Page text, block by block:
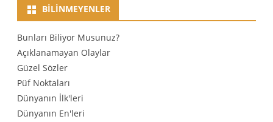
BILINMEYENLER
Bunları Biliyor Musunuz?
Açıklanamayan Olaylar
Güzel Sözler
Püf Noktaları
Dünyanın İlk'leri
Dünyanın En'leri